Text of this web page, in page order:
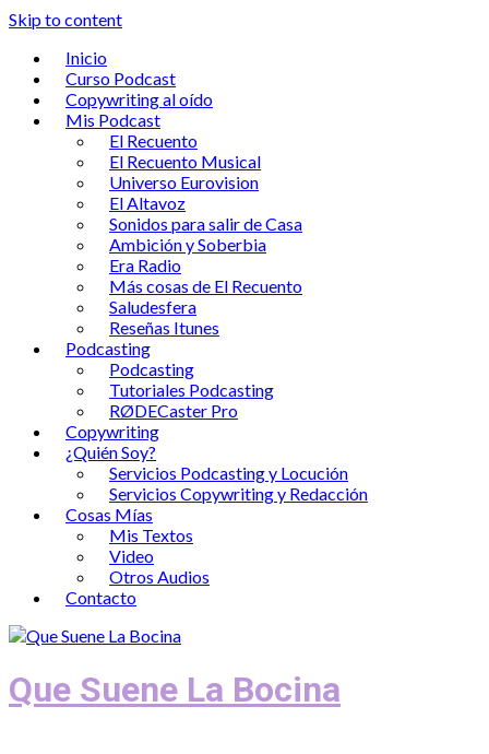
Skip to content
Inicio
Curso Podcast
Copywriting al oído
Mis Podcast
El Recuento
El Recuento Musical
Universo Eurovision
El Altavoz
Sonidos para salir de Casa
Ambición y Soberbia
Era Radio
Más cosas de El Recuento
Saludesfera
Reseñas Itunes
Podcasting
Podcasting
Tutoriales Podcasting
RØDECaster Pro
Copywriting
¿Quién Soy?
Servicios Podcasting y Locución
Servicios Copywriting y Redacción
Cosas Mías
Mis Textos
Video
Otros Audios
Contacto
Que Suene La Bocina